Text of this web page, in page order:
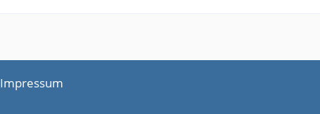
Impressum